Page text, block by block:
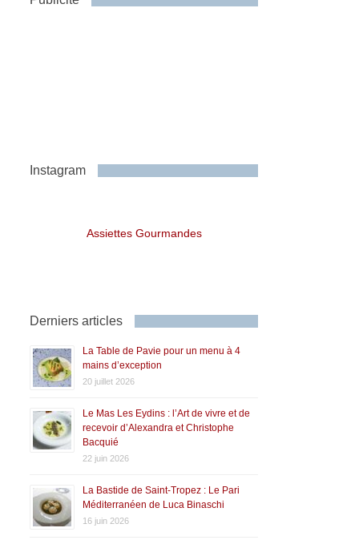
Instagram
Assiettes Gourmandes
Derniers articles
La Table de Pavie pour un menu à 4
mains d’exception
20 juillet 2026
Le Mas Les Eydins : l’Art de vivre et de
recevoir d’Alexandra et Christophe
Bacquié
22 juin 2026
La Bastide de Saint-Tropez : Le Pari
Méditerranéen de Luca Binaschi
16 juin 2026